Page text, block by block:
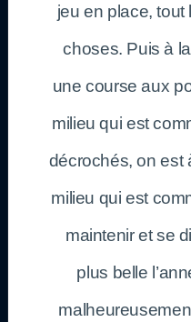
jeu en place,
choses. Puis à
une course aux
milieu qui est
décrochés, on est
milieu qui est
maintenir et se
plus belle